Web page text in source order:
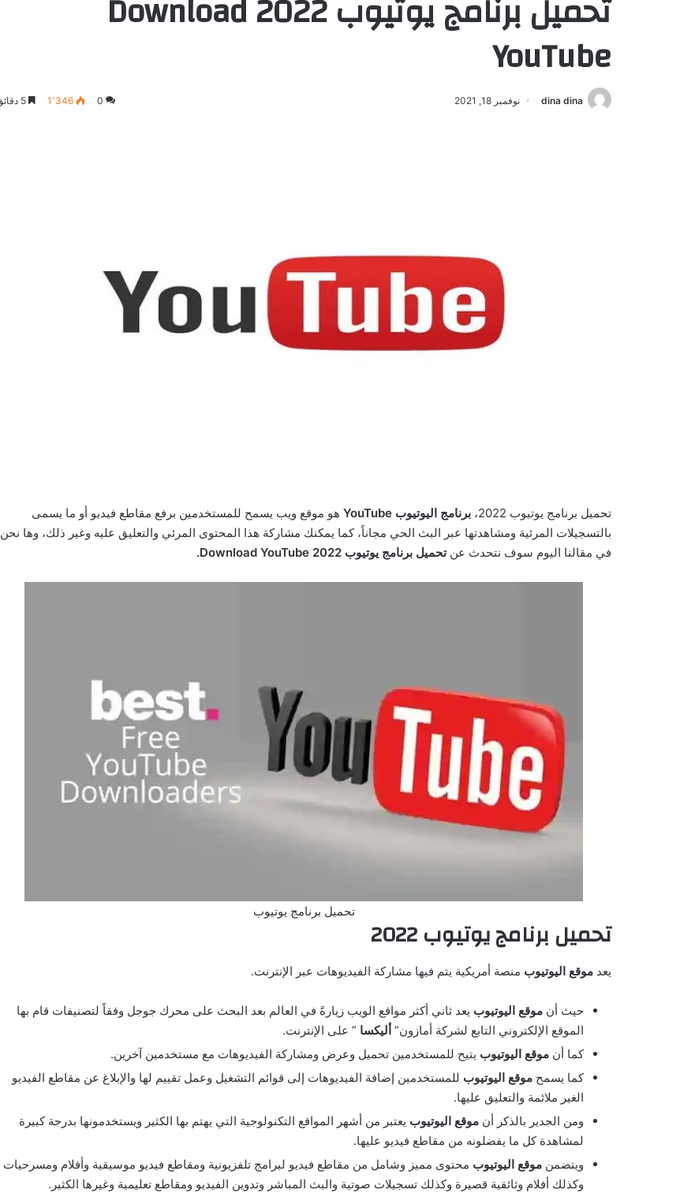
تحميل برنامج يوتيوب 2022 Download
YouTube
dina dina نوفمبر 18, 2021 0 1٬346
تحميل برنامج يوتيوب 2022، برنامج اليوتيوب YouTube
هو موقع ويب يسمح للمستخدمين برفع مقاطع فيديو أو ما يسمى
بالتسجيلات المرئية ومشاهدتها عبر البث الحي مجاناً، كما يمكنك مشاركة هذا المحتوى المرئي والتعليق عليه وغير ذلك، وها نحن
في مقالنا اليوم سوف نتحدث عنتحميل برنامج يوتيوب Download YouTube 2022.
تحميل برنامج يوتيوب
تحميل برنامج يوتيوب 2022
يعد موقع اليوتيوب منصة أمريكية يتم فيها مشاركة الفيديوهات عبر الإنترنت.
حيث أن موقع اليوتيوب يعد ثاني أكثر مواقع الويب زيارةً في العالم بعد البحث على محرك جوجل وفقاً لتصنيفات قام بها
الموقع الإلكتروني التابع لشركة أمازون” أليكسا ” على الإنترنت.
كما أن موقع اليوتيوب يتيح للمستخدمين تحميل وعرض ومشاركة الفيديوهات مع مستخدمين آخرين.
كما يسمح موقع اليوتيوب للمستخدمين إضافة الفيديوهات إلى قوائم التشغيل وعمل تقييم لها والإبلاغ عن مقاطع الفيديو
الغير ملائمة والتعليق عليها.
ومن الجدير بالذكر أن موقع اليوتيوب يعتبر من أشهر المواقع التكنولوجية التي يهتم بها الكثير ويستخدمونها بدرجة كبيرة
لمشاهدة كل ما يفضلونه من مقاطع فيديو عليها.
ويتضمن موقع اليوتيوب محتوى مميز وشامل من مقاطع فيديو لبرامج تلفزيونية ومقاطع فيديو موسيقية وأفلام ومسرحيات
وكذلك أفلام وثائقية قصيرة وكذلك تسجيلات صوتية والبث المباشر وتدوين الفيديو ومقاطع تعليمية وغيرها الكثير.